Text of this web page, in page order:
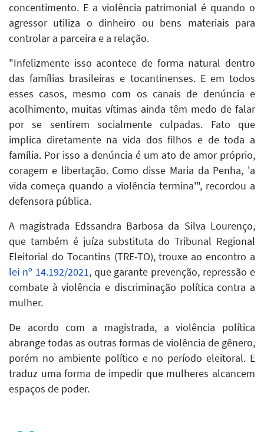
concentimento. E a violência patrimonial é quando o
agressor utiliza o dinheiro ou bens materiais para
controlar a parceira e a relação.
"Infelizmente isso acontece de forma natural dentro
das famílias brasileiras e tocantinenses. E em todos
esses casos, mesmo com os canais de denúncia e
acolhimento, muitas vítimas ainda têm medo de falar
por se sentirem socialmente culpadas. Fato que
implica diretamente na vida dos filhos e de toda a
família. Por isso a denúncia é um ato de amor próprio,
coragem e libertação. Como disse Maria da Penha, 'a
vida começa quando a violência termina'", recordou a
defensora pública.
A magistrada Edssandra Barbosa da Silva Lourenço,
que também é juíza substituta do Tribunal Regional
Eleitorial do Tocantins (TRE-TO), trouxe ao encontro a
lei nº 14.192/2021, que garante prevenção, repressão e
combate à violência e discriminação política contra a
mulher.
De acordo com a magistrada, a violência política
abrange todas as outras formas de violência de gênero,
porém no ambiente político e no período eleitoral. E
traduz uma forma de impedir que mulheres alcancem
espaços de poder.